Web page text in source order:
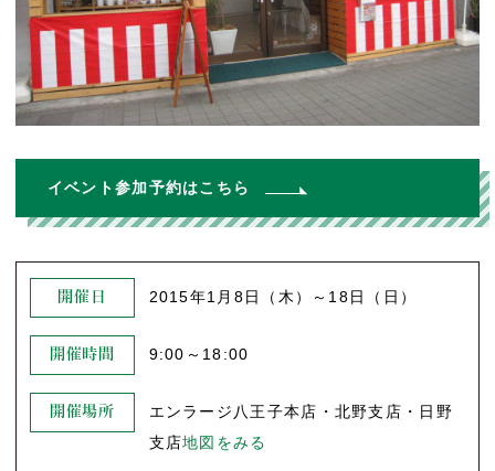
イベント参加予約はこちら
開催日 2015年1月8日（木）～18日（日）
開催時間 9:00～18:00
開催場所
エンラージ八王子本店・北野支店・日野
支店地図をみる